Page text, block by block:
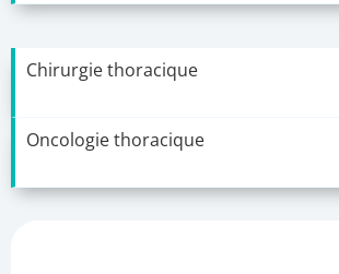
Chirurgie thoracique
Oncologie thoracique